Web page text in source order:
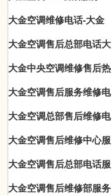
大金空调维修电话-大金
大金空调售后总部电话大
大金中央空调维修售后热
大金空调售后服务维修电
大金空调总部售后维修电
大金空调售后维修中心服
大金空调售后总部电话服
大金空调售后维修部服务